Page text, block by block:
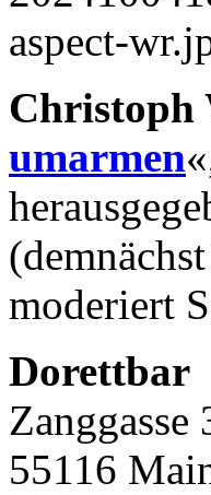
Christoph
umarmen
moderiert
Dorettbar
Zanggasse
55116